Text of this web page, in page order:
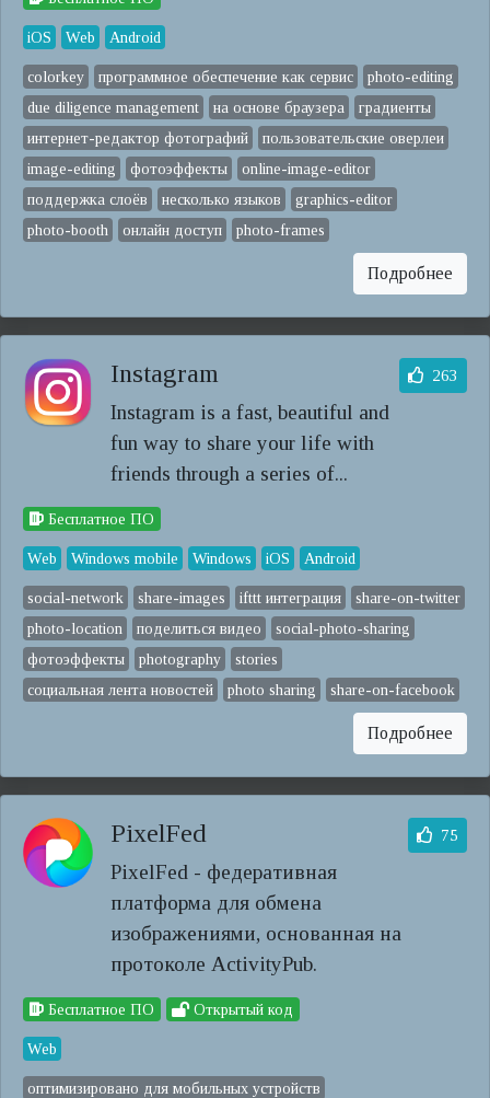
iOS Web Android
colorkey программное обеспечение как сервис
photo-editing
due diligence management
на основе браузера
градиенты
интернет-редактор фотографий
пользовательские оверлеи
image-editing
фотоэффекты
online-image-editor
поддержка слоёв
несколько языков
graphics-editor
photo-booth
онлайн доступ photo-frames
Подробнее
Instagram
Instagram is a fast, beautiful and
fun way to share your life with
friends through a series of...
263
Бесплатное ПО
Web Windows mobile Windows iOS Android
social-network share-images ifttt интеграция
share-on-twitter
photo-location
поделиться видео
social-photo-sharing
фотоэффекты
photography
stories
социальная лента новостей
photo sharing share-on-facebook
Подробнее
PixelFed
PixelFed - федеративная
платформа для обмена
изображениями, основанная на
протоколе ActivityPub.
75
Бесплатное ПО Открытый код
Web
оптимизировано для мобильных устройств